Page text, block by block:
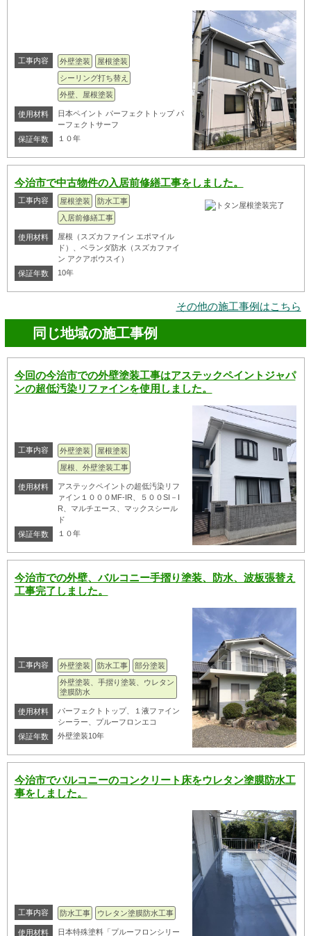
工事内容 外壁塗装
屋根塗装
シーリング打ち替え
外壁、屋根塗装
使用材料
日本ペイント パーフェクトトップ パ
ーフェクトサーフ
保証年数
１０年
今治市で中古物件の入居前修繕工事をしました。
工事内容 屋根塗装
防水工事
入居前修繕工事
使用材料
屋根（スズカファイン エポマイル
ド）、ベランダ防水（スズカファイ
ン アクアボウスイ）
保証年数
10年
その他の施工事例はこちら
同じ地域の施工事例
今回の今治市での外壁塗装工事はアステックペイントジャパ
ンの超低汚染リファインを使用しました。
工事内容 外壁塗装
屋根塗装
屋根、外壁塗装工事
使用材料
アステックペイントの超低汚染リフ
ァイン１０００MF-IR、５００SI－I
R、マルチエース、マックスシール
ド
保証年数
１０年
今治市での外壁、バルコニー手摺り塗装、防水、波板張替え
工事完了しました。
工事内容 外壁塗装 防水工事
部分塗装
外壁塗装、手摺り塗装、ウレタン
塗膜防水
使用材料
パーフェクトトップ、１液ファイン
シーラー、プルーフロンエコ
保証年数
外壁塗装10年
今治市でバルコニーのコンクリート床をウレタン塗膜防水工
事をしました。
工事内容 防水工事 ウレタン塗膜防水工事
使用材料 日本特殊塗料「プルーフロンシリー